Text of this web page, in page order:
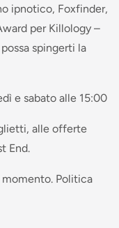
ipnotico, Foxfinder,
per Killology –
spingerti la
e sabato alle 15:00
alle offerte
End.
momento. Politica